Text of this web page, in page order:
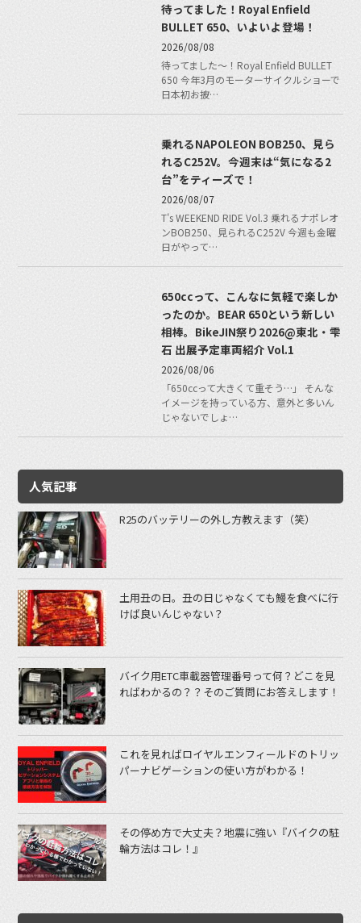
待ってました！Royal Enfield
BULLET 650、いよいよ登場！
2026/08/08
待ってました〜！Royal Enfield BULLET
650 今年3月のモーターサイクルショーで
日本初お披…
乗れるNAPOLEON BOB250、見ら
れるC252V。今週末は“気になる2
台”をティーズで！
2026/08/07
T's WEEKEND RIDE Vol.3 乗れるナポレオ
ンBOB250、見られるC252V 今週も金曜
日がやって…
650ccって、こんなに気軽で楽しか
ったのか。BEAR 650という新しい
相棒。BikeJIN祭り2026@東北・雫
石 出展予定車両紹介 Vol.1
2026/08/06
「650ccって大きくて重そう…」 そんな
イメージを持っている方、意外と多いん
じゃないでしょ…
人気記事
R25のバッテリーの外し方教えます（笑）
土用丑の日。丑の日じゃなくても鰻を食べに行
けば良いんじゃない？
バイク用ETC車載器管理番号って何？どこを見
ればわかるの？？そのご質問にお答えします！
これを見ればロイヤルエンフィールドのトリッ
パーナビゲーションの使い方がわかる！
その停め方で大丈夫？地震に強い『バイクの駐
輪方法はコレ！』